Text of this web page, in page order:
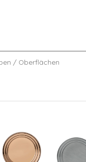
/ Oberflächen